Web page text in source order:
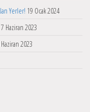
Yerler! 19 Ocak 2024
7 Haziran 2023
2023